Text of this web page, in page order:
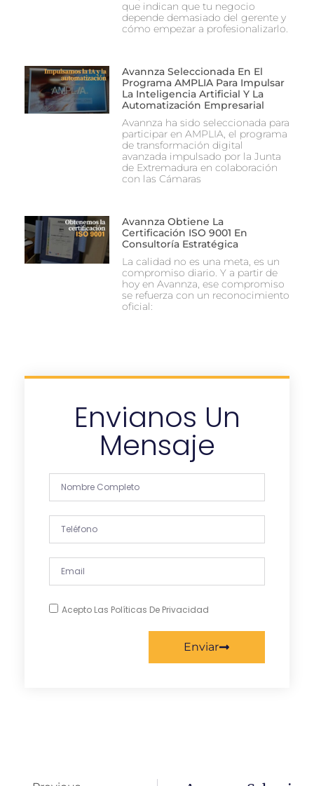
que indican que tu negocio
depende demasiado del gerente y
cómo empezar a profesionalizarlo.
Avannza Seleccionada En El
Programa AMPLIA Para Impulsar
La Inteligencia Artificial Y La
Automatización Empresarial
Avannza ha sido seleccionada para
participar en AMPLIA, el programa
de transformación digital
avanzada impulsado por la Junta
de Extremadura en colaboración
con las Cámaras
Avannza Obtiene La
Certificación ISO 9001 En
Consultoría Estratégica
La calidad no es una meta, es un
compromiso diario. Y a partir de
hoy en Avannza, ese compromiso
se refuerza con un reconocimiento
oficial:
Envianos Un
Mensaje
Acepto Las Políticas De Privacidad
Enviar